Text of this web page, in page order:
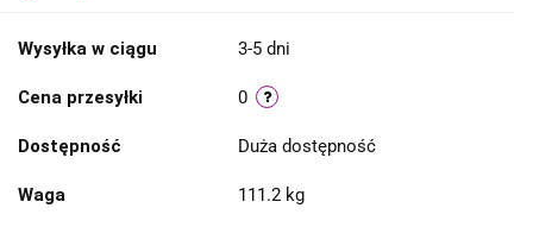
Wysyłka w ciągu 3-5 dni
Cena przesyłki 0
Dostępność Duża dostępność
Waga 111.2 kg